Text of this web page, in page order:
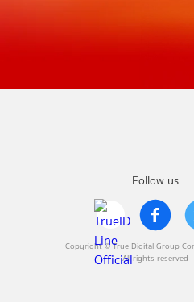
Follow us
Copyright © True Digital Group
All rights reserved